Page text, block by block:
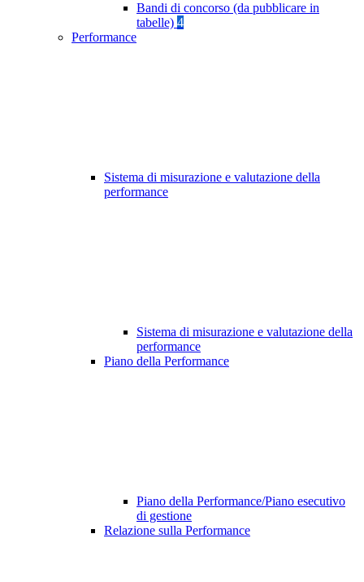
Bandi di concorso (da pubblicare in
tabelle) 4
Performance
Sistema di misurazione e valutazione della
performance
Sistema di misurazione e valutazione della
performance
Piano della Performance
Piano della Performance/Piano esecutivo
di gestione
Relazione sulla Performance